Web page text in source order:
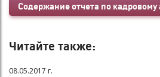
Содержание отчета по кадровому
Читайте также:
08.05.2017 г.